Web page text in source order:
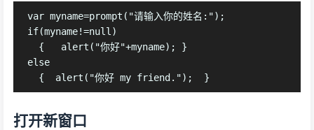
var myname=prompt("请输入你的姓名:");
if(myname!=null)
  {   alert("你好"+myname); }
else
打开新窗口